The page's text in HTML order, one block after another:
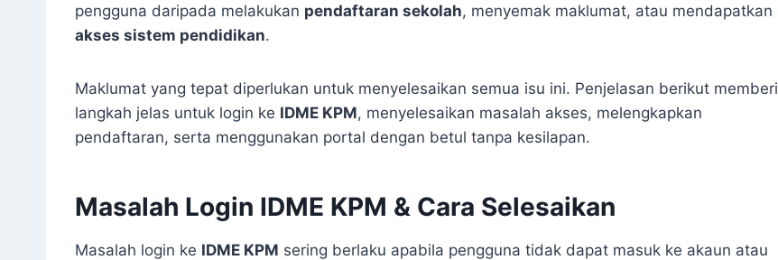
pengguna daripada melakukan pendaftaran sekolah, menyemak maklumat, atau mendapatkan
akses sistem pendidikan.
Maklumat yang tepat diperlukan untuk menyelesaikan semua isu ini. Penjelasan berikut memberi
langkah jelas untuk login ke IDME KPM, menyelesaikan masalah akses, melengkapkan
pendaftaran, serta menggunakan portal dengan betul tanpa kesilapan.
Masalah Login IDME KPM & Cara Selesaikan
Masalah login ke IDME KPM sering berlaku apabila pengguna tidak dapat masuk ke akaun atau